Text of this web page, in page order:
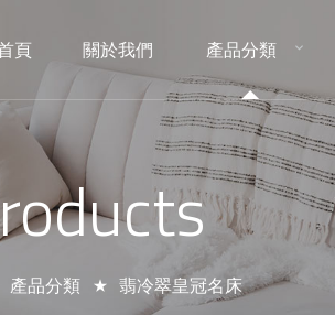
頁
關於我們
ABOUT
產品分類
PRODUCTS
產品分類 翡冷翠皇冠名床